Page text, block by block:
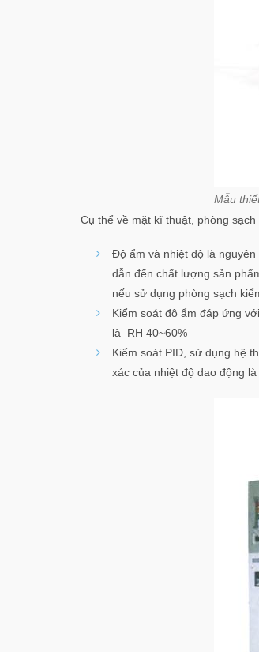
Mẫu
Cụ thể về mặt kĩ thuật, phòng
Độ ẩm và nhiệt độ là
dẫn đến chất lượng sản
nếu sử dụng phòng sạch
Kiểm soát độ ẩm đáp ứng
là RH 40~60%
Kiểm soát PID, sử dụng hệ
xác của nhiệt độ dao động